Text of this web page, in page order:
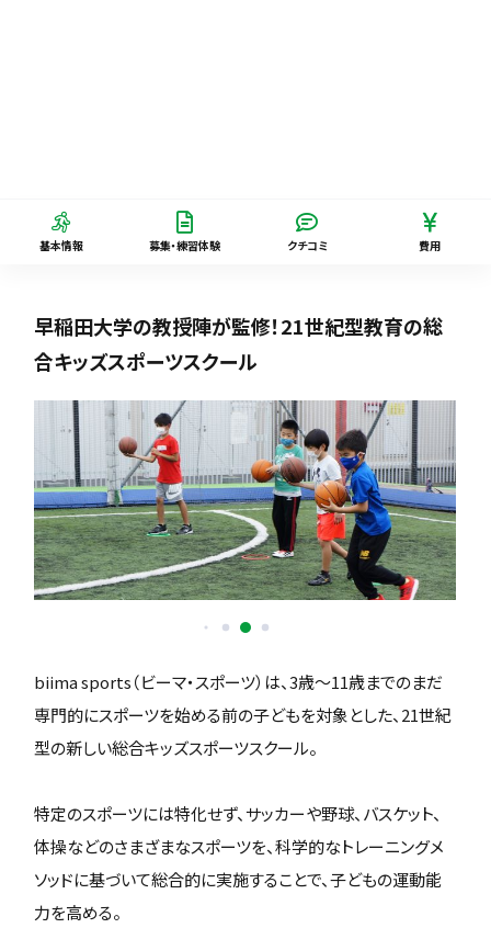
基本情報 募集・練習体験 クチコミ 費用
早稲田大学の教授陣が監修！21世紀型教育の総
合キッズスポーツスクール
biima sports（ビーマ・スポーツ）は、3歳〜11歳までのまだ
専門的にスポーツを始める前の子どもを対象とした、21世紀
型の新しい総合キッズスポーツスクール。
特定のスポーツには特化せず、サッカーや野球、バスケット、
体操などのさまざまなスポーツを、科学的なトレーニングメ
ソッドに基づいて総合的に実施することで、子どもの運動能
力を高める。